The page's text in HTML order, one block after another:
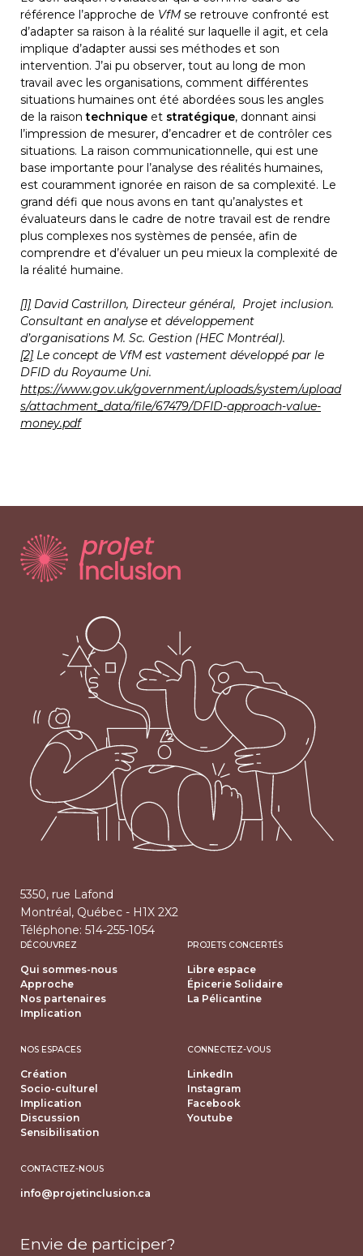
référence l’approche de VfM se retrouve confronté est
d’adapter sa raison à la réalité sur laquelle il agit, et cela
implique d’adapter aussi ses méthodes et son
intervention. J’ai pu observer, tout au long de mon
travail avec les organisations, comment différentes
situations humaines ont été abordées sous les angles
de la raison technique et stratégique, donnant ainsi
l’impression de mesurer, d’encadrer et de contrôler ces
situations. La raison communicationnelle, qui est une
base importante pour l’analyse des réalités humaines,
est couramment ignorée en raison de sa complexité. Le
grand défi que nous avons en tant qu’analystes et
évaluateurs dans le cadre de notre travail est de rendre
plus complexes nos systèmes de pensée, afin de
comprendre et d’évaluer un peu mieux la complexité de
la réalité humaine.
[1] David Castrillon, Directeur général,  Projet inclusion.
Consultant en analyse et développement
d’organisations M. Sc. Gestion (HEC Montréal).
[2] Le concept de VfM est vastement développé par le
DFID du Royaume Uni.
https://www.gov.uk/government/uploads/system/upload
s/attachment_data/file/67479/DFID-approach-value-
money.pdf
5350, rue Lafond
Montréal, Québec - H1X 2X2
Téléphone: 514-255-1054
DÉCOUVREZ
Qui sommes-nous
Approche
Nos partenaires
Implication
PROJETS CONCERTÉS
Libre espace
Épicerie Solidaire
La Pélicantine
NOS ESPACES
Création
Socio-culturel
Implication
Discussion
Sensibilisation
CONNECTEZ-VOUS
LinkedIn
Instagram
Facebook
Youtube
CONTACTEZ-NOUS
info@projetinclusion.ca
Envie de participer?